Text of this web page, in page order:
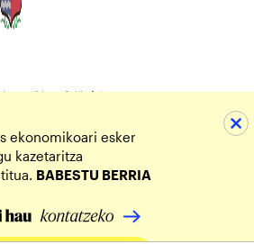
ekonomikoari esker
kazetaritza
BABESTU BERRIA